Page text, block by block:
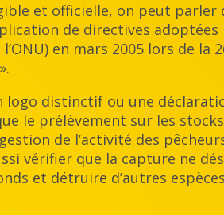
et officielle, on peut parler
de directives adoptées
en mars 2005 lors de la
logo distinctif ou une
le prélèvement sur les
de l’activité des
vérifier que la capture ne
et détruire d’autres